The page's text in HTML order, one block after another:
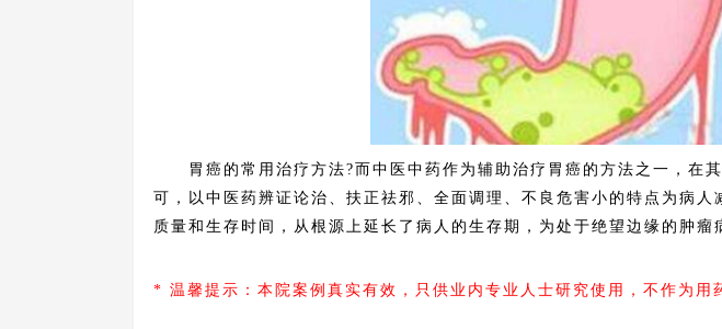
胃癌的常用治疗方法?而中医中药作为辅助治疗胃癌的方法之一，在其
可，以中医药辨证论治、扶正祛邪、全面调理、不良危害小的特点为病人
质量和生存时间，从根源上延长了病人的生存期，为处于绝望边缘的肿瘤
* 温馨提示：本院案例真实有效，只供业内专业人士研究使用，不作为用